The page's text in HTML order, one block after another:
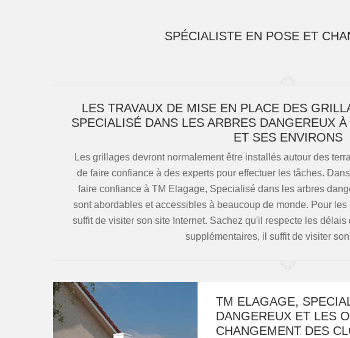
SPÉCIALISTE EN POSE ET
LES TRAVAUX DE MISE EN PLACE DES
SPECIALISÉ DANS LES ARBRES DANGEREUX
ET SES ENVIRONS
Les grillages devront normalement être installés autour des
de faire confiance à des experts pour effectuer les tâches.
faire confiance à TM Elagage, Specialisé dans les arbres
sont abordables et accessibles à beaucoup de monde. Pour
suffit de visiter son site Internet. Sachez qu'il respecte les
supplémentaires, il suffit de visiter
TM ELAGAGE,
DANGEREUX ET LES
CHANGEMENT DES